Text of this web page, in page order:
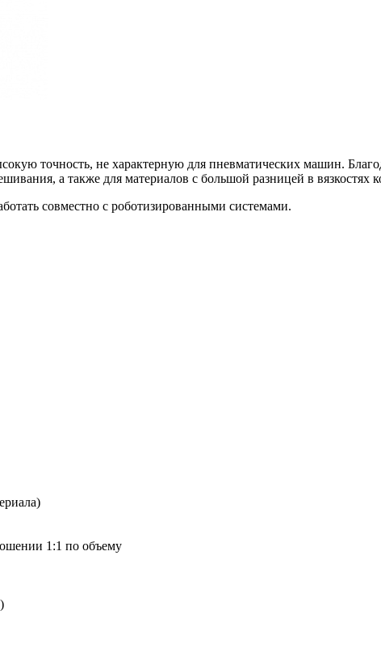
точность, не характерную для пневматических машин.
а также для материалов с большой разницей в вязкостях
совместно с роботизированными системами.
1:1 по объему